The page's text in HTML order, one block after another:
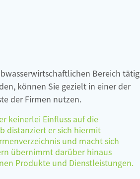
Bereich tätig
können Sie gezielt in einer der
der Firmen nutzen.
keinerlei Einfluss auf die
distanziert er sich hiermit
und macht sich
übernimmt darüber hinaus
Produkte und Dienstleistungen.